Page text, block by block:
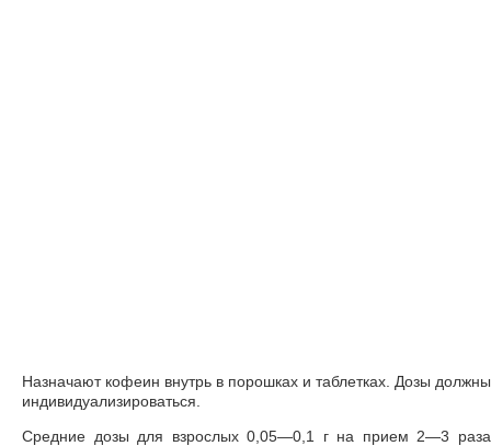
Назначают кофеин внутрь в порошках и таблетках. Дозы должны
индивидуализироваться.
Средние дозы для взрослых 0,05—0,1 г на прием 2—3 раза